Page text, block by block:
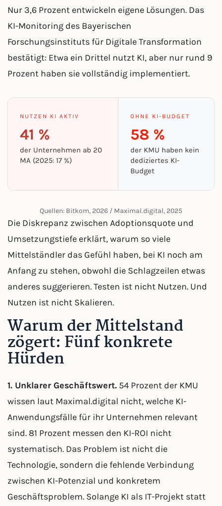
Nur 3,6 Prozent entwickeln eigene Lösungen. Das
KI-Monitoring des Bayerischen
Forschungsinstituts für Digitale Transformation
bestätigt: Etwa ein Drittel nutzt KI, aber nur rund 9
Prozent haben sie vollständig implementiert.
NUTZEN KI AKTIV
41 %
der Unternehmen ab 20
MA (2025: 17 %)
OHNE KI-BUDGET
58 %
der KMU haben kein
dediziertes KI-
Budget
Quellen: Bitkom, 2026 / Maximal.digital, 2025
Die Diskrepanz zwischen Adoptionsquote und
Umsetzungstiefe erklärt, warum so viele
Mittelständler das Gefühl haben, bei KI noch am
Anfang zu stehen, obwohl die Schlagzeilen etwas
anderes suggerieren. Testen ist nicht Nutzen. Und
Nutzen ist nicht Skalieren.
Warum der Mittelstand
zögert: Fünf konkrete
Hürden
1. Unklarer Geschäftswert. 54 Prozent der KMU
wissen laut Maximal.digital nicht, welche KI-
Anwendungsfälle für ihr Unternehmen relevant
sind. 81 Prozent messen den KI-ROI nicht
systematisch. Das Problem ist nicht die
Technologie, sondern die fehlende Verbindung
zwischen KI-Potenzial und konkretem
Geschäftsproblem. Solange KI als IT-Projekt statt